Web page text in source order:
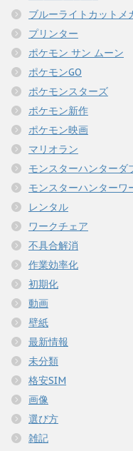
ブルーライトカットメ
プリンター
ポケモン サン ムーン
ポケモンGO
ポケモンスターズ
ポケモン新作
ポケモン映画
マリオラン
モンスターハンターダ
モンスターハンターワ
レンタル
ワークチェア
不具合解消
作業効率化
初期化
動画
壁紙
最新情報
未分類
格安SIM
画像
選び方
雑記